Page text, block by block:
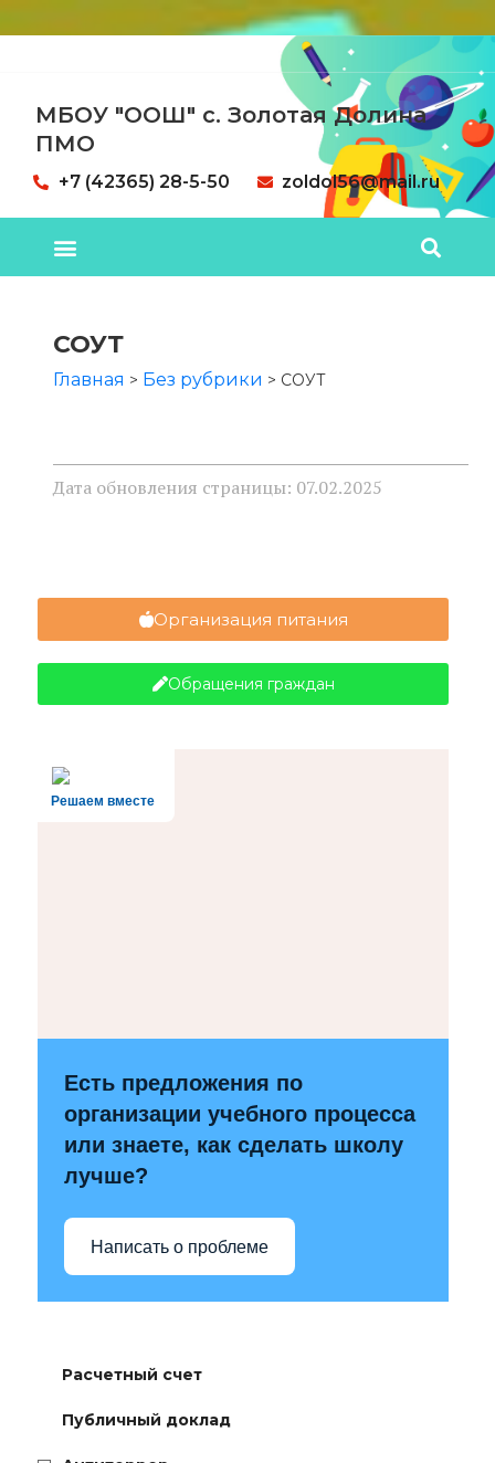
МБОУ "ООШ" с. Золотая Долина
ПМО
+7 (42365) 28-5-50 zoldol56@mail.ru
СОУТ
Главная > Без рубрики > СОУТ
Дата обновления страницы: 07.02.2025
Организация питания
Обращения граждан
Решаем вместе
Есть предложения по
организации учебного процесса
или знаете, как сделать школу
лучше?
Написать о проблеме
Расчетный счет
Публичный доклад